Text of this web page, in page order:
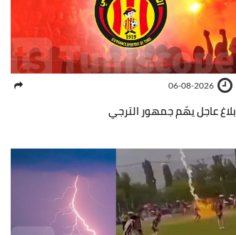
06-08-2026
بلاغ عاجل يهّم جمهور الترجي